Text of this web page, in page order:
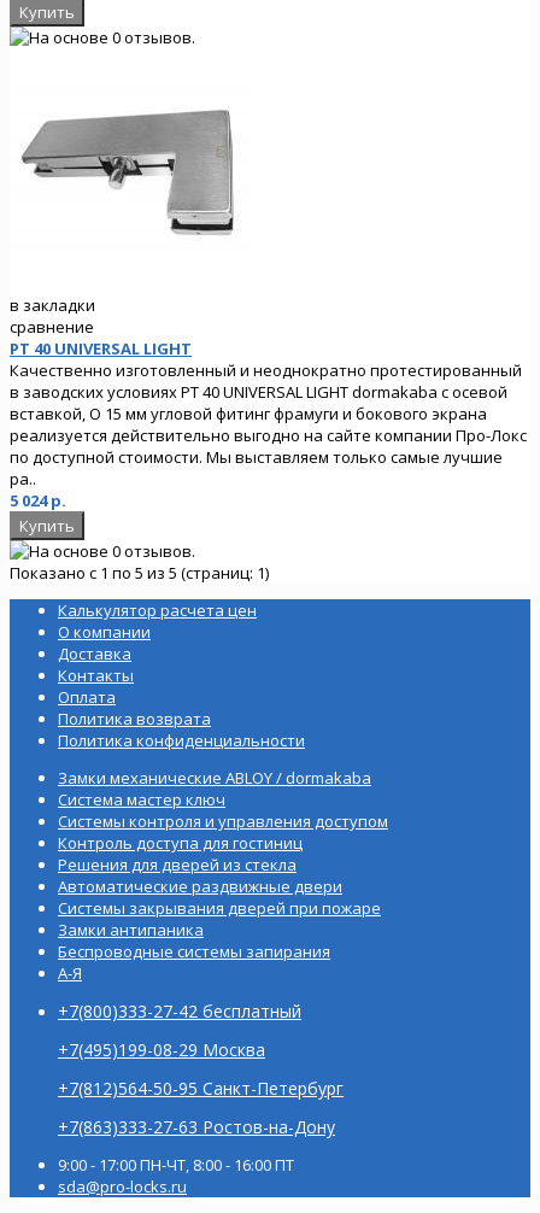
в закладки
сравнение
PT 40 UNIVERSAL LIGHT
Качественно изготовленный и неоднократно протестированный
в заводских условиях PT 40 UNIVERSAL LIGHT dormakaba c осевой
вставкой, O 15 мм угловой фитинг фрамуги и бокового экрана
реализуется действительно выгодно на сайте компании Про-Локс
по доступной стоимости. Мы выставляем только самые лучшие
ра..
5 024 р.
Показано с 1 по 5 из 5 (страниц: 1)
Калькулятор расчета цен
О компании
Доставка
Контакты
Оплата
Политика возврата
Политика конфиденциальности
Замки механические ABLOY / dormakaba
Система мастер ключ
Системы контроля и управления доступом
Контроль доступа для гостиниц
Решения для дверей из стекла
Автоматические раздвижные двери
Системы закрывания дверей при пожаре
Замки антипаника
Беспроводные системы запирания
А-Я
+7(800)333-27-42 бесплатный
+7(495)199-08-29 Москва
+7(812)564-50-95 Санкт-Петербург
+7(863)333-27-63 Ростов-на-Дону
9:00 - 17:00 ПН-ЧТ, 8:00 - 16:00 ПТ
sda@pro-locks.ru